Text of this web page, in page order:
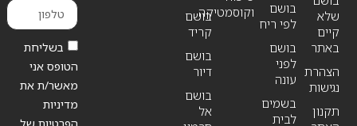
שלא
קיים
באתר
הצהרת
נגישות
תקנון
וקוסמטיקה
בושם
לפי ריח
בושם
לפני
עונה
בשמים
לבית
בושם
קריד
בושם
דיור
בושם
אל
בשליחת
הטופס אני
מאשר/ת את
מדיניות